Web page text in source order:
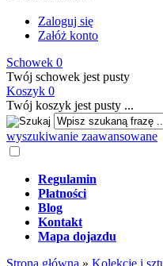
Zaloguj się
Załóż konto
Schowek 0
Twój schowek jest pusty
Koszyk 0
Twój koszyk jest pusty ...
wyszukiwanie zaawansowane
Regulamin
Płatności
Blog
Kontakt
Mapa dojazdu
Strona główna » Kolekcje i